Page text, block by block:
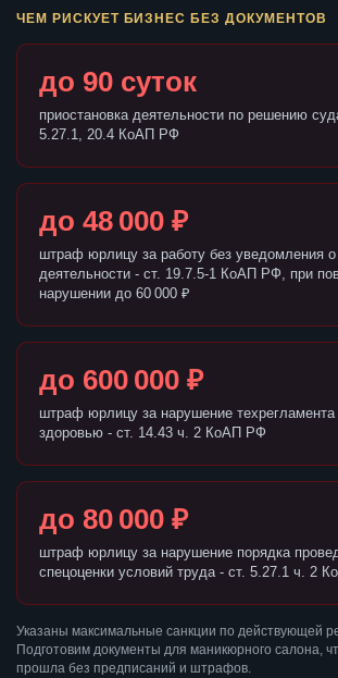
ЧЕМ РИСКУЕТ БИЗНЕС БЕЗ ДОКУМЕНТОВ
до 90 суток
приостановка деятельности по решению
5.27.1, 20.4 КоАП РФ
до 48 000 ₽
штраф юрлицу за работу без уведомления
деятельности - ст. 19.7.5-1 КоАП РФ, при
нарушении до 60 000 ₽
до 600 000 ₽
штраф юрлицу за нарушение
здоровью - ст. 14.43 ч. 2 КоАП РФ
до 80 000 ₽
штраф юрлицу за нарушение порядка
спецоценки условий труда - ст. 5.27.1 ч. 2
Указаны максимальные санкции по действующей
Подготовим документы для маникюрного салона,
прошла без предписаний и штрафов.